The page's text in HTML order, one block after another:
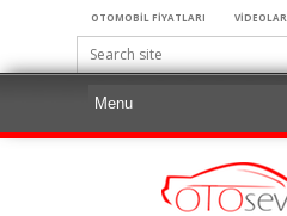
OTOMOBİL FİYATLARI VİDEOLAR